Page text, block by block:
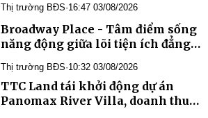
Thị trường BĐS·16:47 03/08/2026
Broadway Place - Tâm điểm sống
năng động giữa lõi tiện ích đẳng
Thị trường BĐS·10:32 03/08/2026
TTC Land tái khởi động dự án
Panomax River Villa, doanh thu